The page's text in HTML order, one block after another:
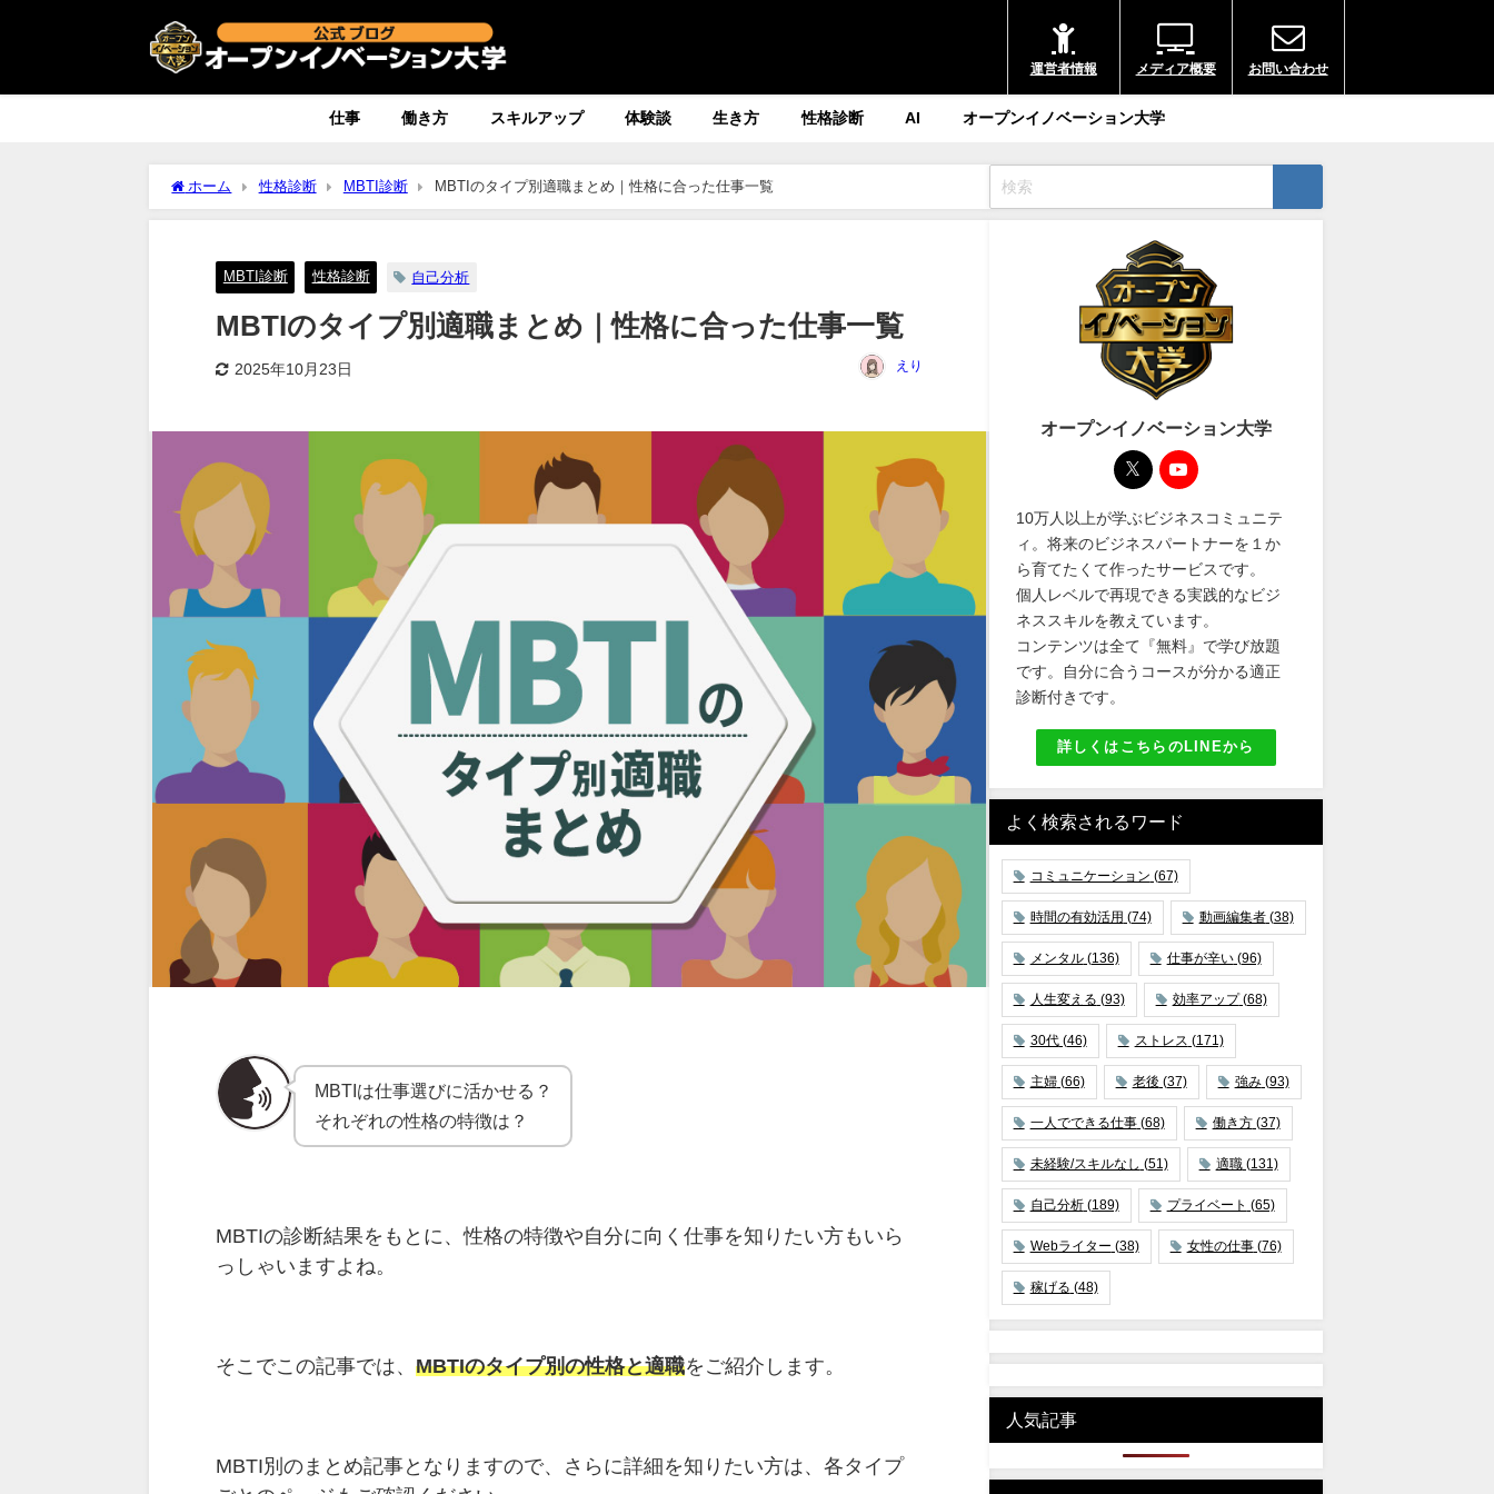
運営者情報 メディア概要 お問い合わせ
仕事 働き方 スキルアップ 体験談 生き方 性格診断 AI オープンイノベーション大学
ホーム 性格診断 MBTI診断 MBTIのタイプ別適職まとめ｜性格に合った仕事一覧
MBTI診断 性格診断 自己分析
MBTIのタイプ別適職まとめ｜性格に合った仕事一覧
2025年10月23日 えり
MBTIは仕事選びに活かせる？
それぞれの性格の特徴は？
MBTIの診断結果をもとに、性格の特徴や自分に向く仕事を知りたい方もいら
っしゃいますよね。
そこでこの記事では、MBTIのタイプ別の性格と適職をご紹介します。
MBTI別のまとめ記事となりますので、さらに詳細を知りたい方は、各タイプ
オープンイノベーション大学
10万人以上が学ぶビジネスコミュニテ
ィ。将来のビジネスパートナーを１か
ら育てたくて作ったサービスです。
個人レベルで再現できる実践的なビジ
ネススキルを教えています。
コンテンツは全て『無料』で学び放題
です。自分に合うコースが分かる適正
診断付きです。
詳しくはこちらのLINEから
よく検索されるワード
コミュニケーション (67)
時間の有効活用 (74) 動画編集者(38)
メンタル(136) 仕事が辛い(96)
人生変える (93) 効率アップ(68)
30代(46) ストレス (171)
主婦(66) 老後 (37) 強み(93)
一人でできる仕事(68) 働き方(37)
未経験/スキルなし (51) 適職(131)
自己分析(189) プライベート (65)
Webライター (38) 女性の仕事(76)
稼げる (48)
人気記事